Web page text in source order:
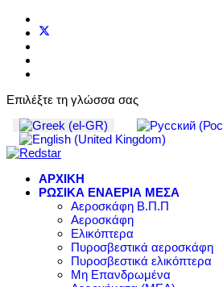
Επιλέξτε τη γλώσσα σας
ΑΡΧΙΚΗ
ΡΩΣΙΚΑ ΕΝΑΕΡΙΑ ΜΕΣΑ
Αεροσκάφη Β.Π.Π
Αεροσκάφη
Ελικόπτερα
Πυροσβεστικά αεροσκάφη
Πυροσβεστικά ελικόπτερα
Μη Επανδρωμένα